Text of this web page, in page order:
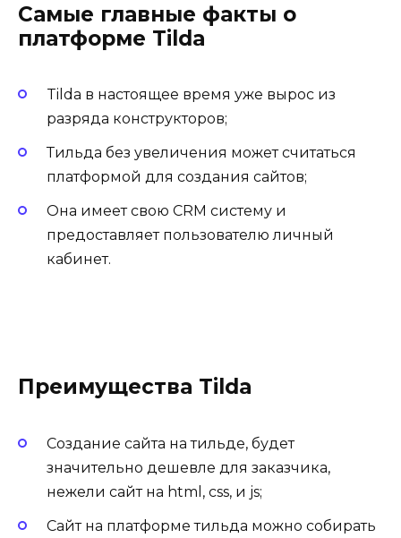
Самые главные факты о
платформе Tilda
Tilda в настоящее время уже вырос из
разряда конструкторов;
Тильда без увеличения может считаться
платформой для создания сайтов;
Она имеет свою CRM систему и
предоставляет пользователю личный
кабинет.
Преимущества Tilda
Создание сайта на тильде, будет
значительно дешевле для заказчика,
нежели сайт на html, css, и js;
Сайт на платформе тильда можно собирать